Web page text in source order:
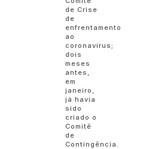
de Crise
de
enfrentamento
ao
coronavírus;
dois
meses
antes,
em
janeiro,
já havia
sido
criado o
Comitê
de
Contingência.